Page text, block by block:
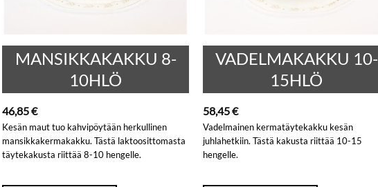
MANSIKKAKAKKU 8-
10HLÖ
46,85€
Kesän maut tuo kahvipöytään herkullinen
mansikkakermakakku. Tästä laktoosittomasta
täytekakusta riittää 8-10 hengelle.
VADELMAKAKKU 10-
15HLÖ
58,45€
Vadelmainen kermatäytekakku kesän
juhlahetkiin. Tästä kakusta riittää 10-15
hengelle.